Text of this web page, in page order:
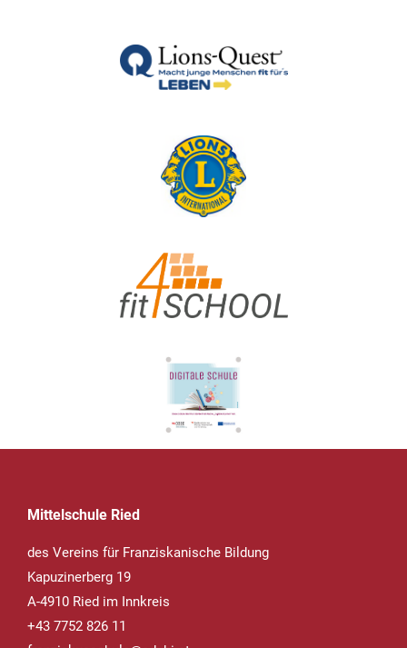
Mittelschule Ried
des Vereins für Franziskanische Bildung
Kapuzinerberg 19
A-4910 Ried im Innkreis
+43 7752 826 11